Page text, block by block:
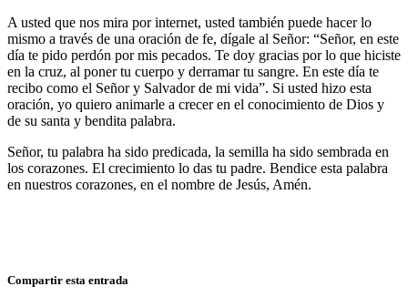
A usted que nos mira por internet, usted también puede hacer lo
mismo a través de una oración de fe, dígale al Señor: “Señor, en este
día te pido perdón por mis pecados. Te doy gracias por lo que hiciste
en la cruz, al poner tu cuerpo y derramar tu sangre. En este día te
recibo como el Señor y Salvador de mi vida”. Si usted hizo esta
oración, yo quiero animarle a crecer en el conocimiento de Dios y
de su santa y bendita palabra.
Señor, tu palabra ha sido predicada, la semilla ha sido sembrada en
los corazones. El crecimiento lo das tu padre. Bendice esta palabra
en nuestros corazones, en el nombre de Jesús, Amén.
Compartir esta entrada